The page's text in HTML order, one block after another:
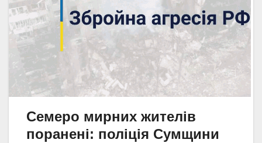
Семеро мирних жителів
поранені: поліція Сумщини